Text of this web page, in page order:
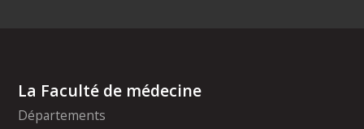
La Faculté de médecine
Départements